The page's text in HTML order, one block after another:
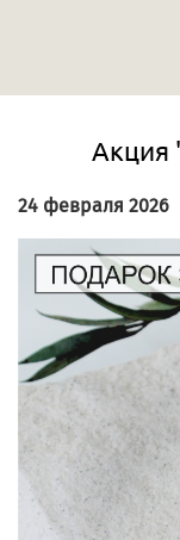
Акция
24 февраля 2026